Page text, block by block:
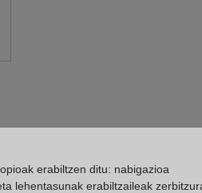
erabiltzen ditu: nabigazioa
lehentasunak erabiltzaileak